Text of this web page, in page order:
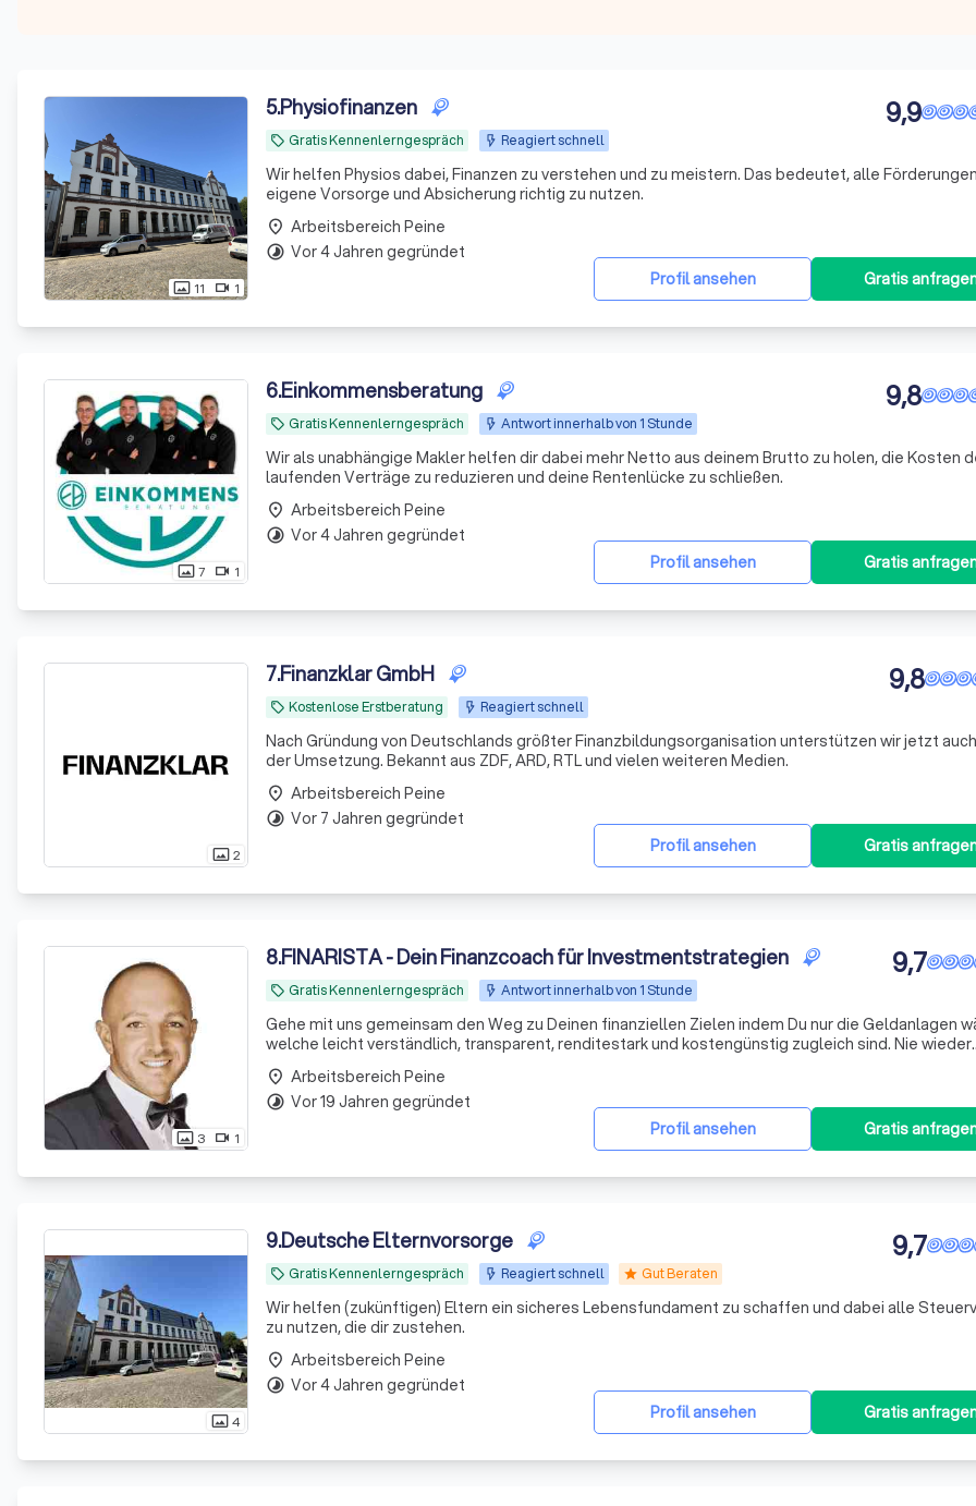
photo_size_select_actual 11 videocam 1
5.Physiofinanzen
local_offer Gratis Kennenlerngespräch Reagiert schnell
9,9
Wir helfen Physios dabei, Finanzen zu verstehen und zu meistern. Das bedeutet, alle
eigene Vorsorge und Absicherung richtig zu nutzen.
Profil ansehen Gratis
place Arbeitsbereich Peine
timelapse Vor 4 Jahren gegründet
photo_size_select_actual7 videocam 1
6.Einkommensberatung
local_offer Gratis Kennenlerngespräch Antwort innerhalb von 1 Stunde
9,8
Wir als unabhängige Makler helfen dir dabei mehr Netto aus deinem Brutto zu holen, die Kosten
laufenden Verträge zu reduzieren und deine Rentenlücke zu schließen.
Profil ansehen Gratis
place Arbeitsbereich Peine
timelapse Vor 4 Jahren gegründet
photo_size_select_actual2
7.Finanzklar GmbH
local_offer Kostenlose Erstberatung Reagiert schnell
9,8
Nach Gründung von Deutschlands größter Finanzbildungsorganisation unterstützen wir jetzt
der Umsetzung. Bekannt aus ZDF, ARD, RTL und vielen weiteren Medien.
Profil ansehen Gratis
place Arbeitsbereich Peine
timelapse Vor 7 Jahren gegründet
photo_size_select_actual 3 videocam 1
8.FINARISTA - Dein Finanzcoach für Investmentstrategien
local_offer Gratis Kennenlerngespräch Antwort innerhalb von 1 Stunde
9,7
Gehe mit uns gemeinsam den Weg zu Deinen finanziellen Zielen indem Du nur die Geldanlagen
welche leicht verständlich, transparent, renditestark und kostengünstig zugleich sind. Nie wieder
versteckte Kosten & endlich mehr Gewinn durch prognosefreies Investieren.
Profil ansehen Gratis
place Arbeitsbereich Peine
timelapse Vor 19 Jahren gegründet
photo_size_select_actual4
9.Deutsche Elternvorsorge
local_offer Gratis Kennenlerngespräch Reagiert schnell star Gut Beraten
9,7
Wir helfen (zukünftigen) Eltern ein sicheres Lebensfundament zu schaffen und dabei alle
zu nutzen, die dir zustehen.
Profil ansehen Gratis
place Arbeitsbereich Peine
timelapse Vor 4 Jahren gegründet